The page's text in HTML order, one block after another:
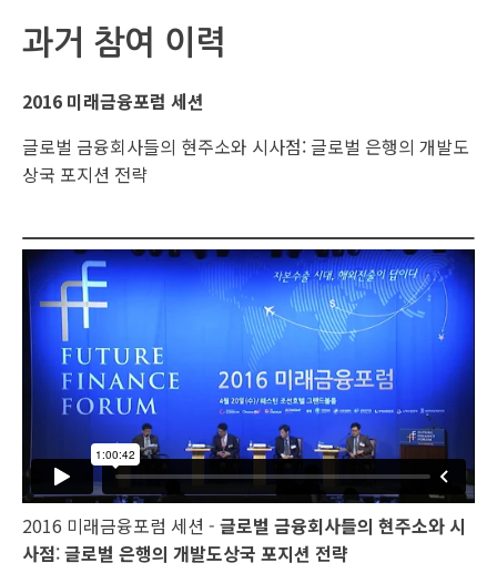
과거 참여 이력
2016 미래금융포럼 세션
글로벌 금융회사들의 현주소와 시사점: 글로벌 은행의 개발도
상국 포지션 전략
2016 미래금융포럼 세션 - 글로벌 금융회사들의 현주소와 시
사점:글로벌 은행의 개발도상국 포지션 전략